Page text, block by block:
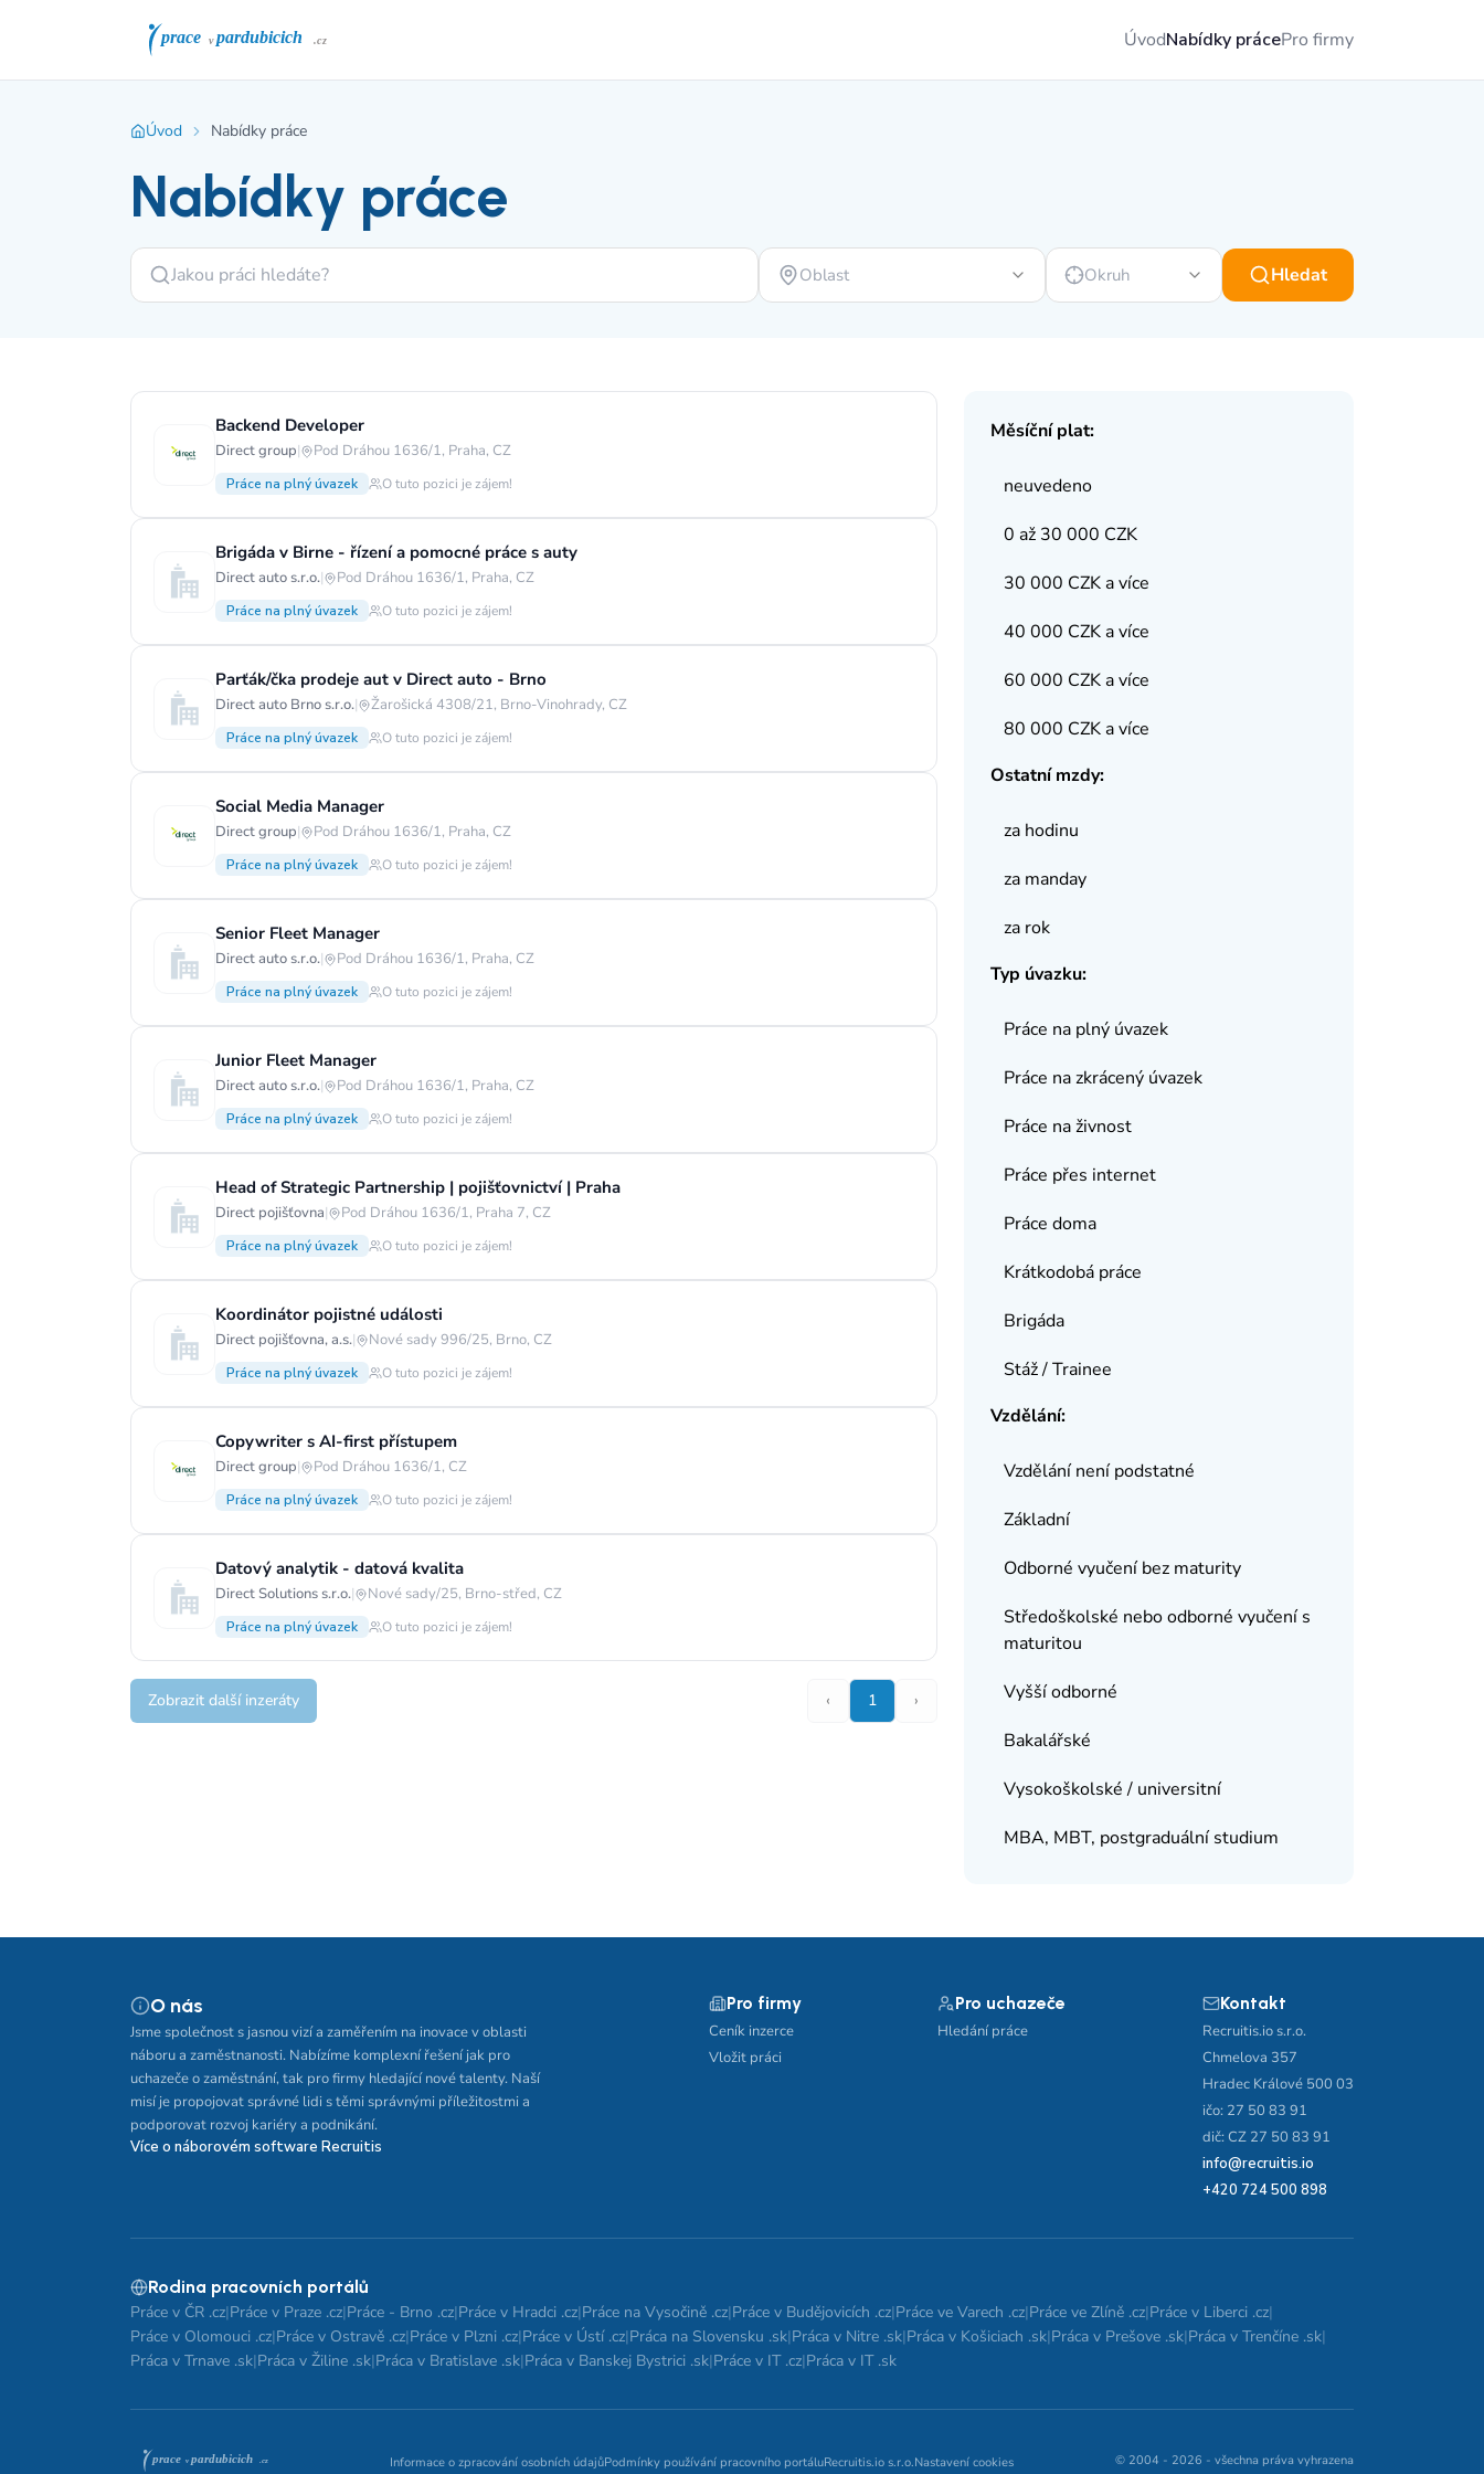
ÚvodNabídky prácePro firmy
Úvod Nabídky práce
Nabídky práce
Oblast Okruh Hledat
Backend Developer
Direct group| Pod Dráhou 1636/1, Praha, CZ
Práce na plný úvazek O tuto pozici je zájem!
Brigáda v Birne - řízení a pomocné práce s auty
Direct auto s.r.o.| Pod Dráhou 1636/1, Praha, CZ
Práce na plný úvazek O tuto pozici je zájem!
Parťák/čka prodeje aut v Direct auto - Brno
Direct auto Brno s.r.o.| Žarošická 4308/21, Brno-Vinohrady, CZ
Práce na plný úvazek O tuto pozici je zájem!
Social Media Manager
Direct group| Pod Dráhou 1636/1, Praha, CZ
Práce na plný úvazek O tuto pozici je zájem!
Senior Fleet Manager
Direct auto s.r.o.| Pod Dráhou 1636/1, Praha, CZ
Práce na plný úvazek O tuto pozici je zájem!
Junior Fleet Manager
Direct auto s.r.o.| Pod Dráhou 1636/1, Praha, CZ
Práce na plný úvazek O tuto pozici je zájem!
Head of Strategic Partnership | pojišťovnictví | Praha
Direct pojišťovna| Pod Dráhou 1636/1, Praha 7, CZ
Práce na plný úvazek O tuto pozici je zájem!
Koordinátor pojistné události
Direct pojišťovna, a.s.| Nové sady 996/25, Brno, CZ
Práce na plný úvazek O tuto pozici je zájem!
Copywriter s AI-first přístupem
Direct group| Pod Dráhou 1636/1, CZ
Práce na plný úvazek O tuto pozici je zájem!
Datový analytik - datová kvalita
Direct Solutions s.r.o.| Nové sady/25, Brno-střed, CZ
Práce na plný úvazek O tuto pozici je zájem!
Zobrazit další inzeráty ‹ 1 ›
Měsíční plat:
neuvedeno
0 až 30 000 CZK
30 000 CZK a více
40 000 CZK a více
60 000 CZK a více
80 000 CZK a více
Ostatní mzdy:
za hodinu
za manday
za rok
Typ úvazku:
Práce na plný úvazek
Práce na zkrácený úvazek
Práce na živnost
Práce přes internet
Práce doma
Krátkodobá práce
Brigáda
Stáž / Trainee
Vzdělání:
Vzdělání není podstatné
Základní
Odborné vyučení bez maturity
Středoškolské nebo odborné vyučení s
maturitou
Vyšší odborné
Bakalářské
Vysokoškolské / universitní
MBA, MBT, postgraduální studium
O nás
Jsme společnost s jasnou vizí a zaměřením na inovace v oblasti
náboru a zaměstnanosti. Nabízíme komplexní řešení jak pro
uchazeče o zaměstnání, tak pro firmy hledající nové talenty. Naší
misí je propojovat správné lidi s těmi správnými příležitostmi a
podporovat rozvoj kariéry a podnikání.
Více o náborovém software Recruitis
Pro firmy
Ceník inzerce
Vložit práci
Pro uchazeče
Hledání práce
Kontakt
Recruitis.io s.r.o.
Chmelova 357
Hradec Králové 500 03
ičo: 27 50 83 91
dič: CZ 27 50 83 91
info@recruitis.io
+420 724 500 898
Rodina pracovních portálů
Práce v ČR .cz|Práce v Praze .cz|Práce - Brno .cz|Práce v Hradci .cz|Práce na Vysočině .cz|Práce v Budějovicích .cz|Práce ve Varech .cz|Práce ve Zlíně .cz|Práce v Liberci .cz|
Práce v Olomouci .cz|Práce v Ostravě .cz|Práce v Plzni .cz|Práce v Ústí .cz|Práca na Slovensku .sk|Práca v Nitre .sk|Práca v Košiciach .sk|Práca v Prešove .sk|Práca v Trenčíne .sk|
Práca v Trnave .sk|Práca v Žiline .sk|Práca v Bratislave .sk|Práca v Banskej Bystrici .sk|Práce v IT .cz|Práca v IT .sk
Informace o zpracování osobních údajůPodmínky používání pracovního portáluRecruitis.io s.r.o.Nastavení cookies © 2004 - 2026 - všechna práva vyhrazena